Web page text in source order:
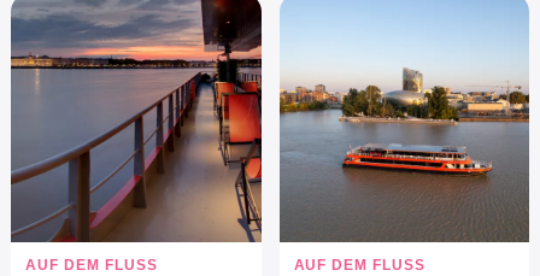
AUF DEM FLUSS AUF DEM FLUSS